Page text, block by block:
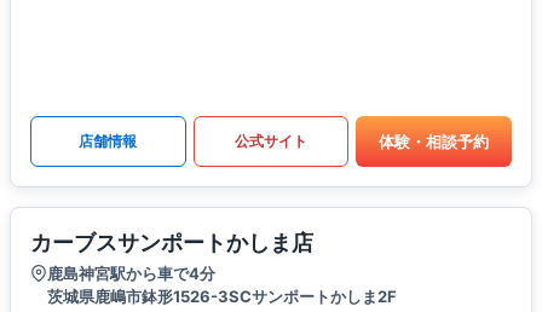
店舗情報 公式サイト 体験・相談予約
カーブスサンポートかしま店
鹿島神宮駅から車で4分
茨城県鹿嶋市鉢形1526-3SCサンポートかしま2F